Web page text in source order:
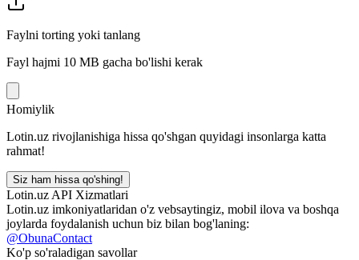
Faylni torting yoki tanlang
Fayl hajmi 10 MB gacha bo'lishi kerak
Homiylik
Lotin.uz rivojlanishiga hissa qo'shgan quyidagi insonlarga katta
rahmat!
Siz ham hissa qo'shing!
Lotin.uz API Xizmatlari
Lotin.uz imkoniyatlaridan o'z vebsaytingiz, mobil ilova va boshqa
joylarda foydalanish uchun biz bilan bog'laning:
@ObunaContact
Ko'p so'raladigan savollar